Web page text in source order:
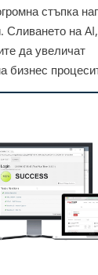
стъпка
Сливането на
да увеличат
бизнес